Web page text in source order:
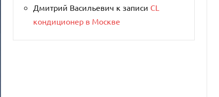
Дмитрий Васильевич к записи CL
кондиционер в Москве